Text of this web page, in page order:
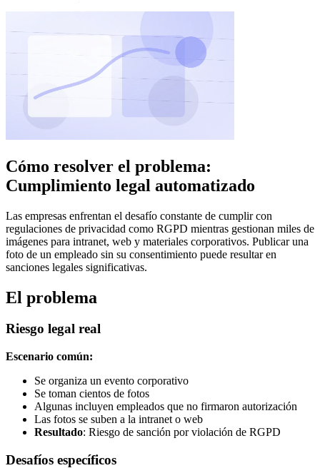
Cómo resolver el problema:
Cumplimiento legal automatizado
Las empresas enfrentan el desafío constante de cumplir con
regulaciones de privacidad como RGPD mientras gestionan miles de
imágenes para intranet, web y materiales corporativos. Publicar una
foto de un empleado sin su consentimiento puede resultar en
sanciones legales significativas.
El problema
Riesgo legal real
Escenario común:
Se organiza un evento corporativo
Se toman cientos de fotos
Algunas incluyen empleados que no firmaron autorización
Las fotos se suben a la intranet o web
Resultado: Riesgo de sanción por violación de RGPD
Desafíos específicos